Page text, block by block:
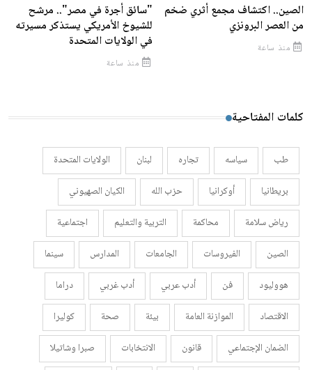
الصين.. اكتشاف مجمع أثري ضخم
من العصر البرونزي
منذ ساعة
"سائق أجرة في مصر".. مرشح
للشيوخ الأمريكي يستذكر مسيرته
في الولايات المتحدة
منذ ساعة
كلمات المفتاحية
طب سياسه تجاره لبنان
الولايات المتحدة
بريطانيا
أوكرانيا حزب الله
الكيان الصهيوني
رياض سلامة
محاكمة التربية والتعليم
اجتماعية
الصين
الفيروسات الجامعات المدارس
سينما
هووليود
فن أدب عربي أدب غربي
دراما
الاقتصاد
الموازنة العامة بيئة صحة
كوليرا
الضمان الإجتماعي
قانون الانتخابات
صبرا وشاتيلا